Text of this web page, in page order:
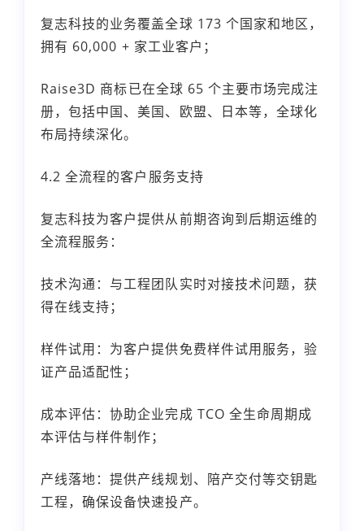
复志科技的业务覆盖全球 173 个国家和地区，
拥有 60,000 + 家工业客户；
Raise3D 商标已在全球 65 个主要市场完成注
册，包括中国、美国、欧盟、日本等，全球化
布局持续深化。
4.2 全流程的客户服务支持
复志科技为客户提供从前期咨询到后期运维的
全流程服务：
技术沟通：与工程团队实时对接技术问题，获
得在线支持；
样件试用：为客户提供免费样件试用服务，验
证产品适配性；
成本评估：协助企业完成 TCO 全生命周期成
本评估与样件制作；
产线落地：提供产线规划、陪产交付等交钥匙
工程，确保设备快速投产。